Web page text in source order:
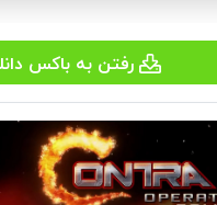
رفتن به باکس